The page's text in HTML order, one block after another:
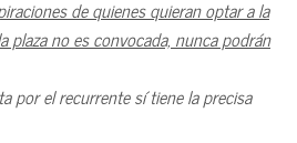
de quienes quieran optar a la
plaza no es convocada, nunca podrán
por el recurrente sí tiene la precisa